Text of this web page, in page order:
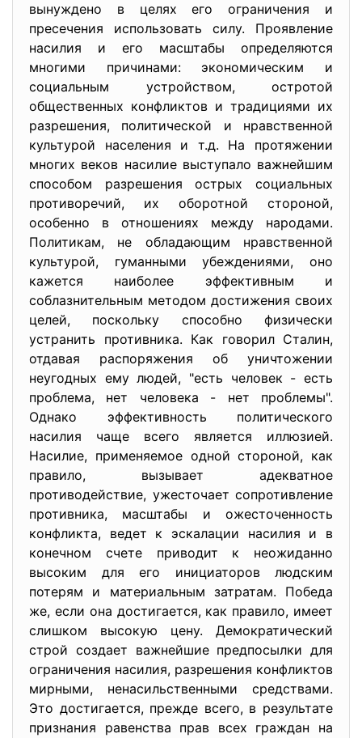
вынуждено в целях его ограничения и
пресечения использовать силу. Проявление
насилия и его масштабы определяются
многими причинами: экономическим и
социальным устройством, остротой
общественных конфликтов и традициями их
разрешения, политической и нравственной
культурой населения и т.д. На протяжении
многих веков насилие выступало важнейшим
способом разрешения острых социальных
противоречий, их оборотной стороной,
особенно в отношениях между народами.
Политикам, не обладающим нравственной
культурой, гуманными убеждениями, оно
кажется наиболее эффективным и
соблазнительным методом достижения своих
целей, поскольку способно физически
устранить противника. Как говорил Сталин,
отдавая распоряжения об уничтожении
неугодных ему людей, "есть человек - есть
проблема, нет человека - нет проблемы".
Однако эффективность политического
насилия чаще всего является иллюзией.
Насилие, применяемое одной стороной, как
правило, вызывает адекватное
противодействие, ужесточает сопротивление
противника, масштабы и ожесточенность
конфликта, ведет к эскалации насилия и в
конечном счете приводит к неожиданно
высоким для его инициаторов людским
потерям и материальным затратам. Победа
же, если она достигается, как правило, имеет
слишком высокую цену. Демократический
строй создает важнейшие предпосылки для
ограничения насилия, разрешения конфликтов
мирными, ненасильственными средствами.
Это достигается, прежде всего, в результате
признания равенства прав всех граждан на